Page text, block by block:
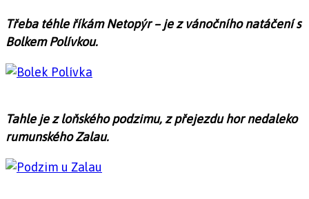
Třeba téhle říkám Netopýr – je z vánočního natáčení s
Bolkem Polívkou.
Tahle je z loňského podzimu, z přejezdu hor nedaleko
rumunského Zalau.